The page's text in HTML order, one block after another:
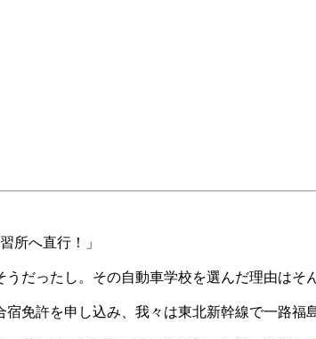
所へ直行！」
だったし。その自動車学校を選んだ理由はそ
免許を申し込み、我々は東北新幹線で一路福